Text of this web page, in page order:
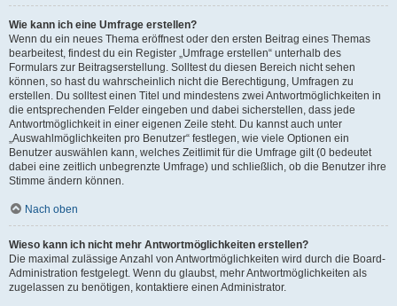
Wie kann ich eine Umfrage erstellen?
Wenn du ein neues Thema eröffnest oder den ersten Beitrag eines Themas
bearbeitest, findest du ein Register „Umfrage erstellen“ unterhalb des
Formulars zur Beitragserstellung. Solltest du diesen Bereich nicht sehen
können, so hast du wahrscheinlich nicht die Berechtigung, Umfragen zu
erstellen. Du solltest einen Titel und mindestens zwei Antwortmöglichkeiten in
die entsprechenden Felder eingeben und dabei sicherstellen, dass jede
Antwortmöglichkeit in einer eigenen Zeile steht. Du kannst auch unter
„Auswahlmöglichkeiten pro Benutzer“ festlegen, wie viele Optionen ein
Benutzer auswählen kann, welches Zeitlimit für die Umfrage gilt (0 bedeutet
dabei eine zeitlich unbegrenzte Umfrage) und schließlich, ob die Benutzer ihre
Stimme ändern können.
Nach oben
Wieso kann ich nicht mehr Antwortmöglichkeiten erstellen?
Die maximal zulässige Anzahl von Antwortmöglichkeiten wird durch die Board-
Administration festgelegt. Wenn du glaubst, mehr Antwortmöglichkeiten als
zugelassen zu benötigen, kontaktiere einen Administrator.